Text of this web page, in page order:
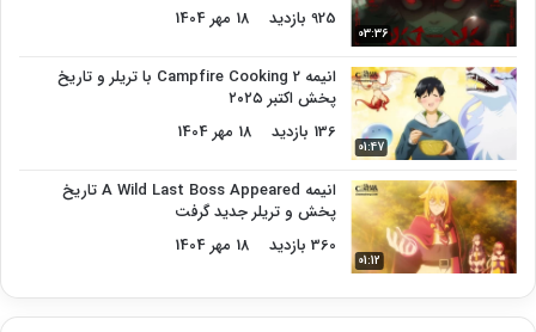
03:36
925 بازدید
18 مهر 1404
01:47
انیمه Campfire Cooking 2 با تریلر و تاریخ
پخش اکتبر ۲۰۲۵
136 بازدید
18 مهر 1404
01:12
انیمه A Wild Last Boss Appeared تاریخ
پخش و تریلر جدید گرفت
360 بازدید
18 مهر 1404